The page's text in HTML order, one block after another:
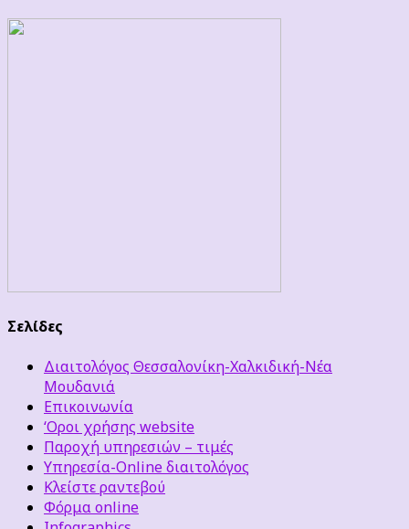
Σελίδες
Διαιτολόγος Θεσσαλονίκη-Χαλκιδική-Νέα
Μουδανιά
Επικοινωνία
‘Οροι χρήσης website
Παροχή υπηρεσιών – τιμές
Υπηρεσία-Online διαιτολόγος
Κλείστε ραντεβού
Φόρμα online